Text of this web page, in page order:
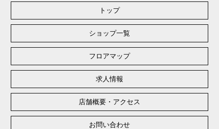
トップ
ショップ一覧
フロアマップ
求人情報
店舗概要・アクセス
お問い合わせ